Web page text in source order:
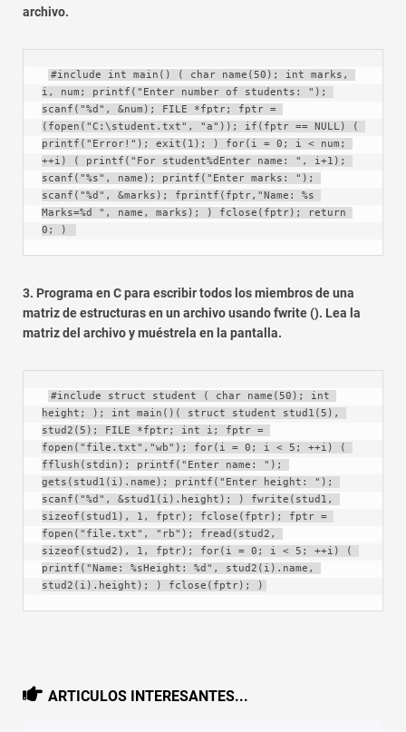
archivo.
#include int main() ( char name(50); int marks,
i, num; printf("Enter number of students: ");
scanf("%d", &num); FILE *fptr; fptr =
(fopen("C:\student.txt", "a")); if(fptr == NULL) (
printf("Error!"); exit(1); ) for(i = 0; i < num;
++i) ( printf("For student%dEnter name: ", i+1);
scanf("%s", name); printf("Enter marks: ");
scanf("%d", &marks); fprintf(fptr,"Name: %s
Marks=%d ", name, marks); ) fclose(fptr); return
0; )
3. Programa en C para escribir todos los miembros de una
matriz de estructuras en un archivo usando fwrite (). Lea la
matriz del archivo y muéstrela en la pantalla.
#include struct student ( char name(50); int
height; ); int main()( struct student stud1(5),
stud2(5); FILE *fptr; int i; fptr =
fopen("file.txt","wb"); for(i = 0; i < 5; ++i) (
fflush(stdin); printf("Enter name: ");
gets(stud1(i).name); printf("Enter height: ");
scanf("%d", &stud1(i).height); ) fwrite(stud1,
sizeof(stud1), 1, fptr); fclose(fptr); fptr =
fopen("file.txt", "rb"); fread(stud2,
sizeof(stud2), 1, fptr); for(i = 0; i < 5; ++i) (
printf("Name: %sHeight: %d", stud2(i).name,
stud2(i).height); ) fclose(fptr); )
ARTICULOS INTERESANTES...